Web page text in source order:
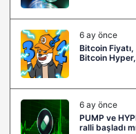
6 ay önce
Bitcoin
Bitcoin
6 ay önce
PUMP ve
ralli başladı